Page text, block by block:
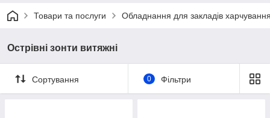
Товари та послуги Обладнання для закладів
Острівні зонти витяжні
Сортування 0 Фільтри